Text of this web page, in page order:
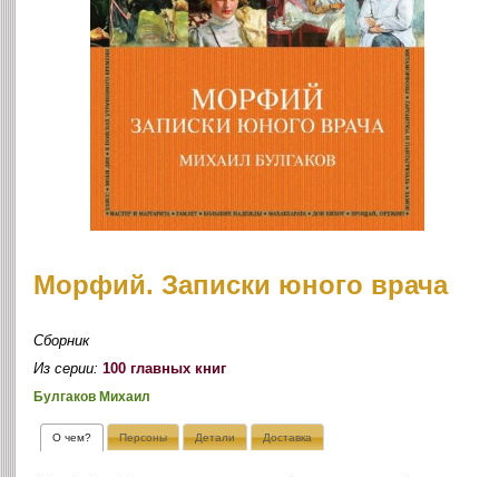
Морфий. Записки юного врача
Сборник
Из серии:100 главных книг
Булгаков Михаил
О чем? Персоны Детали Доставка